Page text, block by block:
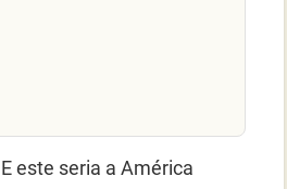
este seria a América